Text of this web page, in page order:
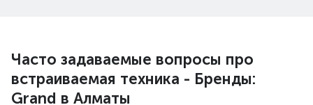
Часто задаваемые вопросы про
встраиваемая техника - Бренды:
Grand в Алматы